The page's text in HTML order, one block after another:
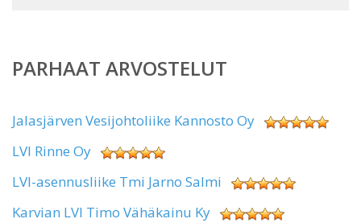
PARHAAT ARVOSTELUT
Jalasjärven Vesijohtoliike Kannosto Oy
LVI Rinne Oy
LVI-asennusliike Tmi Jarno Salmi
Karvian LVI Timo Vähäkainu Ky